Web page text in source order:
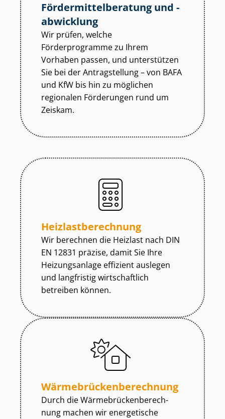
För­der­mit­tel­be­ra­tung und -
abwicklung
Wir prüfen, welche
Förderprogramme zu Ihrem
Vorhaben passen, und unterstützen
Sie bei der Antragstellung – von BAFA
und KfW bis hin zu möglichen
regionalen Förderungen rund um
Zeiskam.
Heiz­last­be­rech­nung
Wir berechnen die Heizlast nach DIN
EN 12831 präzise, damit Sie Ihre
Heizungsanlage effizient auslegen
und langfristig wirtschaftlich
betreiben können.
Wär­me­brü­cken­be­rech­nung
Durch die Wär­me­brü­cken­be­rech­
nung machen wir energetische